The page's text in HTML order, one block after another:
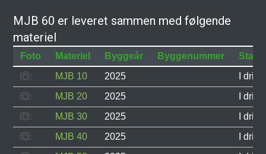
MJB 60 er leveret sammen med følgende
materiel
Foto Materiel Byggeår Byggenummer
MJB 10
2025
I drift
MJB 20
2025
I drift
MJB 30
2025
I drift
MJB 40
2025
I drift